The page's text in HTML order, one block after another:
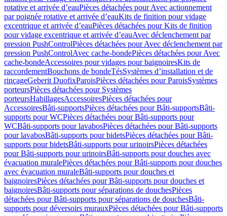
rotative et arrivée d’eauPièces détachées pour Avec actionnement
par poignée rotative et arrivée d’eauKits de finition pour vidage
excentrique et arrivée d’eauPièces détachées pour Kits de finition
pour vidage excentrique et arrivée d’eauAvec déclenchement par
pression PushControlPièces détachées pour Avec déclenchement par
pression PushControlAvec cache-bondePièces détachées pour Avec
cache-bondeAccessoires pour vidages pour baignoiresKits de
raccordementBouchons de bondeTésSystèmes d’installation et de
rinçageGeberit DuofixParoisPièces détachées pour ParoisSystèmes
porteursPièces détachées pour Systèmes
porteursHabillagesAccessoiresPièces détachées pour
AccessoiresBâti-supportsPièces détachées pour Bâti-supportsBâti-
supports pour WCPièces détachées pour Bâti-supports pour
WCBâti-supports pour lavabosPièces détachées pour Bâti-supports
pour lavabosBâti-supports pour bidetsPièces détachées pour Bâti-
supports pour bidetsBâti-supports pour urinoirsPièces détachées
pour Bâti-supports pour urinoirsBâti-supports pour douches avec
évacuation muralePièces détachées pour Bâti-supports pour douches
avec évacuation muraleBâti-supports pour douches et
baignoiresPièces détachées pour Bâti-supports pour douches et
baignoiresBâti-supports pour séparations de douchesPièces
détachées pour Bâti-supports pour séparations de douchesBâti-
supports pour déversoirs murauxPièces détachées pour Bâti-supports